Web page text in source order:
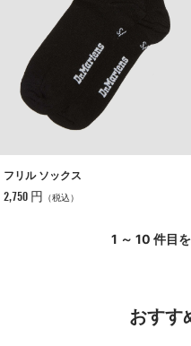
フリル ソックス
2,750 円 （税込）
1 ～ 10 件目
おすす